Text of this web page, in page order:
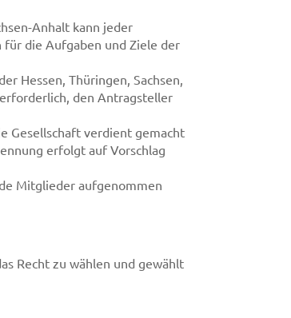
Anhalt kann jeder
für die Aufgaben und Ziele der
Hessen, Thüringen, Sachsen,
den Antragsteller
Gesellschaft verdient gemacht
erfolgt auf Vorschlag
Mitglieder aufgenommen
Recht zu wählen und gewählt